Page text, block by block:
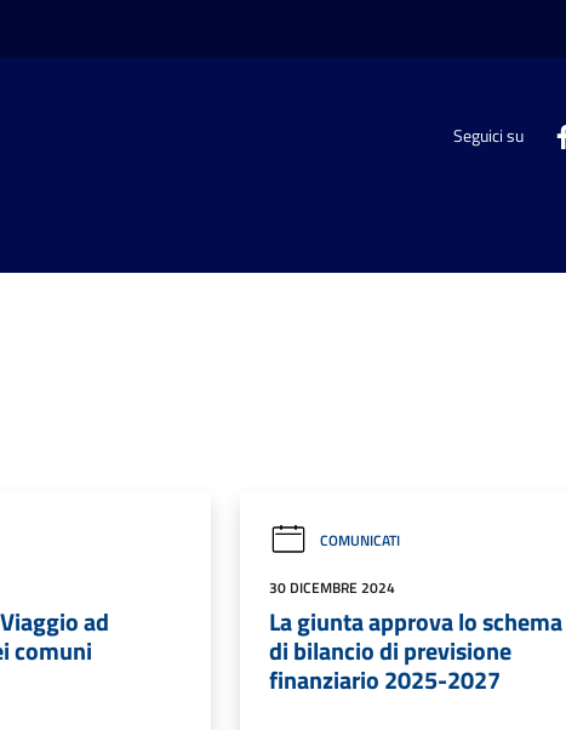
Seguici su
ad
comuni
COMUNICATI
30 DICEMBRE 2024
La giunta approva lo schema
di bilancio di previsione
finanziario 2025-2027